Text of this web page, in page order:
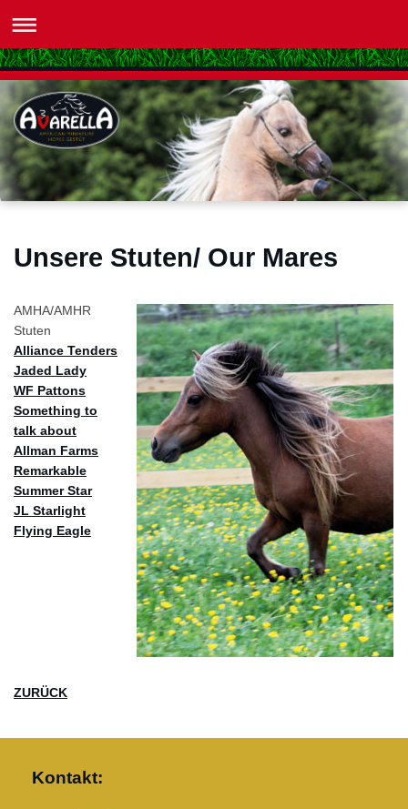
Unsere Stuten/ Our Mares
AMHA/AMHR
Stuten
Alliance Tenders
Jaded Lady
WF Pattons
Something to
talk about
Allman Farms
Remarkable
Summer Star
JL Starlight
Flying Eagle
ZURÜCK
Kontakt: